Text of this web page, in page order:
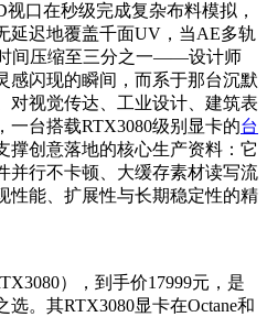
口在秒级完成复杂布料模拟，
延迟地覆盖千面UV，当AE多轨
间压缩至三分之一——设计师
感闪现的瞬间，而系于那台沉默
对视觉传达、工业设计、建筑表
一台搭载RTX3080级别显卡的台
撑创意落地的核心生产资料：它
并行不卡顿、大缓存素材读写流
性能、扩展性与长期稳定性的精
），到手价17999元，是
。其RTX3080显卡在Octane和